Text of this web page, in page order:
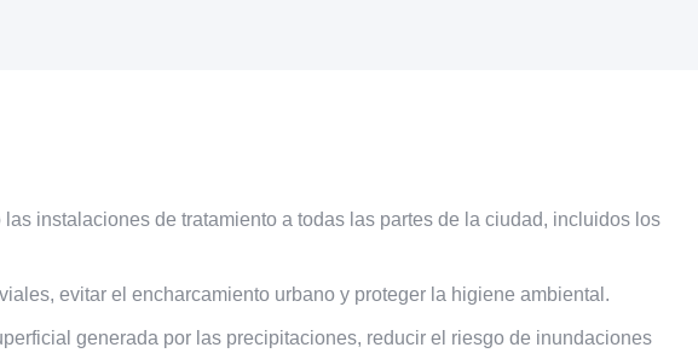
instalaciones de tratamiento a todas las partes de la ciudad, incluidos los
evitar el encharcamiento urbano y proteger la higiene ambiental.
generada por las precipitaciones, reducir el riesgo de inundaciones